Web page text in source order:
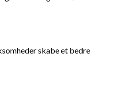
skabe et bedre